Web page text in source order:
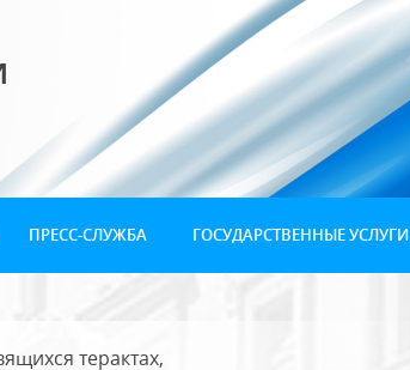
ПРЕСС-СЛУЖБА ГОСУДАРСТВЕННЫЕ УСЛУГИ
терактах,